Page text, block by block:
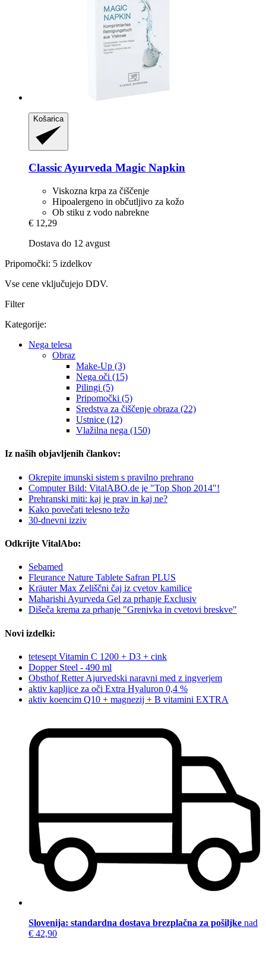
Košarica
Classic Ayurveda Magic Napkin
Viskozna krpa za čiščenje
Hipoalergeno in občutljivo za kožo
Ob stiku z vodo nabrekne
€ 12,29
Dostava do 12 avgust
Pripomočki: 5 izdelkov
Vse cene vključujejo DDV.
Filter
Kategorije:
Nega telesa
Obraz
Make-Up (3)
Nega oči (15)
Pilingi (5)
Pripomočki (5)
Sredstva za čiščenje obraza (22)
Ustnice (12)
Vlažilna nega (150)
Iz naših objavljenih člankov:
Okrepite imunski sistem s pravilno prehrano
Computer Bild: VitalABO.de je "Top Shop 2014"!
Prehranski miti: kaj je prav in kaj ne?
Kako povečati telesno težo
30-dnevni izziv
Odkrijte VitalAbo:
Sebamed
Fleurance Nature Tablete Safran PLUS
Kräuter Max Zeliščni čaj iz cvetov kamilice
Maharishi Ayurveda Gel za prhanje Exclusiv
Dišeča krema za prhanje "Grenivka in cvetovi breskve"
Novi izdelki:
tetesept Vitamin C 1200 + D3 + cink
Dopper Steel - 490 ml
Obsthof Retter Ajurvedski naravni med z ingverjem
aktiv kapljice za oči Extra Hyaluron 0,4 %
aktiv koencim Q10 + magnezij + B vitamini EXTRA
Slovenija: standardna dostava brezplačna za pošiljke nad
€ 42,90